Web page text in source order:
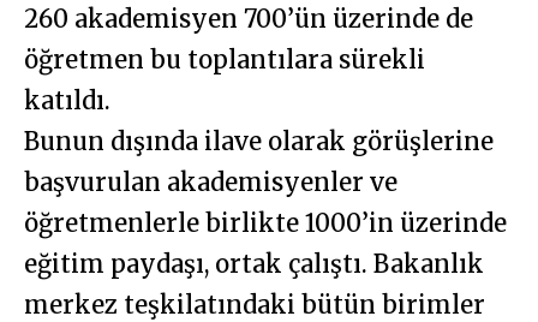
260 akademisyen 700’ün üzerinde de
öğretmen bu toplantılara sürekli
katıldı.
Bunun dışında ilave olarak görüşlerine
başvurulan akademisyenler ve
öğretmenlerle birlikte 1000’in üzerinde
eğitim paydaşı, ortak çalıştı. Bakanlık
merkez teşkilatındaki bütün birimler